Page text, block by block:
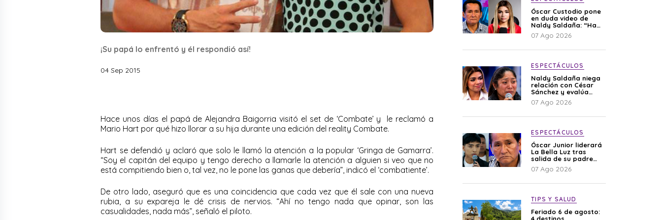
¡Su papá lo enfrentó y él respondió así!
04 Sep 2015
Hace unos días el papá de Alejandra Baigorria visitó el set de ‘Combate’ y le reclamó a
Mario Hart por qué hizo llorar a su hija durante una edición del reality Combate.
Hart se defendió y aclaró que solo le llamó la atención a la popular ‘Gringa de Gamarra’.
“Soy el capitán del equipo y tengo derecho a llamarle la atención a alguien si veo que no
está compitiendo bien o, tal vez, no le pone las ganas que debería”, indicó el ‘combatiente’.
De otro lado, aseguró que es una coincidencia que cada vez que él sale con una nueva
rubia, a su expareja le dé crisis de nervios. “Ahí no tengo nada que opinar, son las
casualidades, nada más”, señaló el piloto.
Óscar Custodio pone
en duda video de
Naldy Saldaña: “Hay
cosas que de repente
se han editado”
07 Ago 2026
ESPECTÁCULOS
Naldy Saldaña niega
relación con César
Sánchez y evalúa
denunciar a su
esposa: “Es una
07 Ago 2026
ESPECTÁCULOS
Óscar Junior liderará
La Bella Luz tras
salida de su padre
por polémica con
Naldy Saldaña
07 Ago 2026
TIPS Y SALUD
Feriado 6 de agosto: